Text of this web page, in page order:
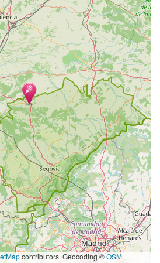
contributors. Geocoding ©OSM